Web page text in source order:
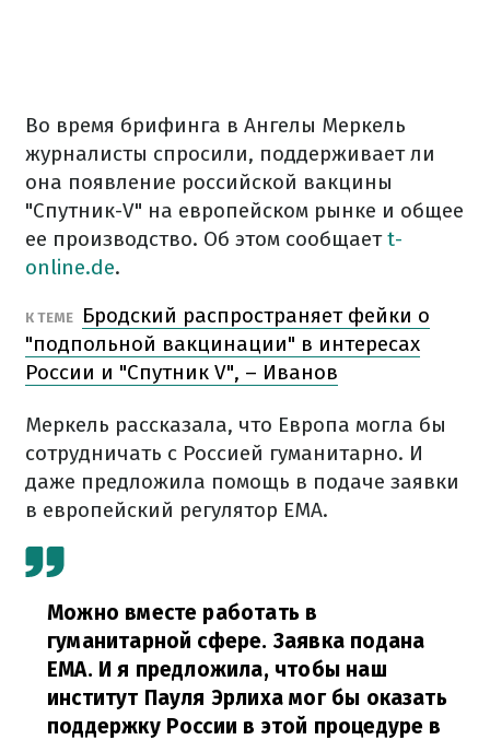
Во время брифинга в Ангелы Меркель
журналисты спросили, поддерживает ли
она появление российской вакцины
"Спутник-V" на европейском рынке и общее
ее производство. Об этом сообщаетt-
online.de.
К ТЕМЕ
Бродский распространяет фейки о
"подпольной вакцинации" в интересах
России и "Спутник V", – Иванов
Меркель рассказала, что Европа могла бы
сотрудничать с Россией гуманитарно. И
даже предложила помощь в подаче заявки
в европейский регулятор EMA.
Можно вместе работать в
гуманитарной сфере. Заявка подана
EMA. И я предложила, чтобы наш
институт Пауля Эрлиха мог бы оказать
поддержку России в этой процедуре в